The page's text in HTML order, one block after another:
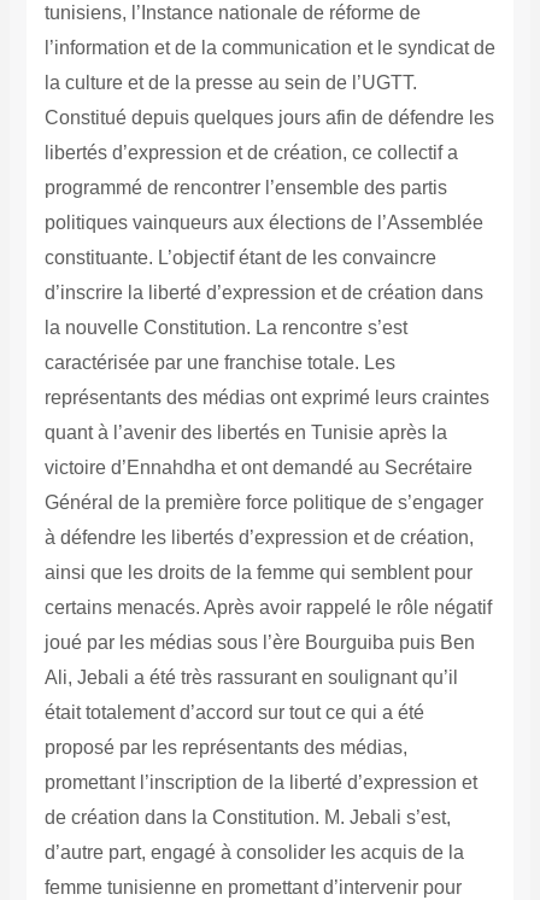
tunisiens, l’Instance nationale de réforme de
l’information et de la communication et le syndicat de
la culture et de la presse au sein de l’UGTT.
Constitué depuis quelques jours afin de défendre les
libertés d’expression et de création, ce collectif a
programmé de rencontrer l’ensemble des partis
politiques vainqueurs aux élections de l’Assemblée
constituante. L’objectif étant de les convaincre
d’inscrire la liberté d’expression et de création dans
la nouvelle Constitution. La rencontre s’est
caractérisée par une franchise totale. Les
représentants des médias ont exprimé leurs craintes
quant à l’avenir des libertés en Tunisie après la
victoire d’Ennahdha et ont demandé au Secrétaire
Général de la première force politique de s’engager
à défendre les libertés d’expression et de création,
ainsi que les droits de la femme qui semblent pour
certains menacés. Après avoir rappelé le rôle négatif
joué par les médias sous l’ère Bourguiba puis Ben
Ali, Jebali a été très rassurant en soulignant qu’il
était totalement d’accord sur tout ce qui a été
proposé par les représentants des médias,
promettant l’inscription de la liberté d’expression et
de création dans la Constitution. M. Jebali s’est,
d’autre part, engagé à consolider les acquis de la
femme tunisienne en promettant d’intervenir pour